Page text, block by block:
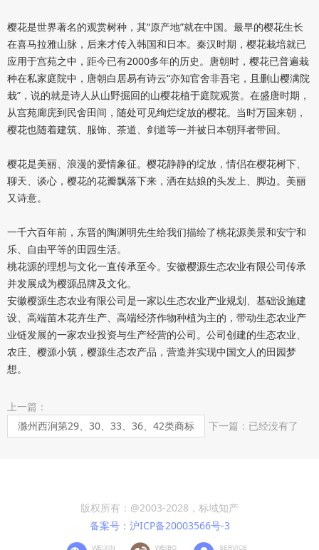
樱花是世界著名的观赏树种，其“原产地”就在中国。最早的樱花生长
在喜马拉雅山脉，后来才传入韩国和日本。秦汉时期，樱花栽培就已
应用于宫苑之中，距今已有2000多年的历史。唐朝时，樱花已普遍栽
种在私家庭院中，唐朝白居易有诗云“亦知官舍非吾宅，且删山樱满院
栽”，说的就是诗人从山野掘回的山樱花植于庭院观赏。在盛唐时期，
从宫苑廊庑到民舍田间，随处可见绚烂绽放的樱花。当时万国来朝，
樱花也随着建筑、服饰、茶道、剑道等一并被日本朝拜者带回。
樱花是美丽、浪漫的爱情象征。樱花静静的绽放，情侣在樱花树下、
聊天、谈心，樱花的花瓣飘落下来，洒在姑娘的头发上、脚边。美丽
又诗意。
一千六百年前，东晋的陶渊明先生给我们描绘了桃花源美景和安宁和
乐、自由平等的田园生活。
桃花源的理想与文化一直传承至今。安徽樱源生态农业有限公司传承
并发展成为樱源品牌及文化。
安徽樱源生态农业有限公司是一家以生态农业产业规划、基础设施建
设、高端苗木花卉生产、高端经济作物种植为主的，带动生态农业产
业链发展的一家农业投资与生产经营的公司。公司创建的生态农业、
农庄、樱源小筑，樱源生态农产品，营造并实现中国文人的田园梦
想。
上一篇：
滁州西涧第29、30、33、36、42类商标
下一篇：已经没有了
版权所有：@2003-2028，标域知产
备案号：沪ICP备20003566号-3